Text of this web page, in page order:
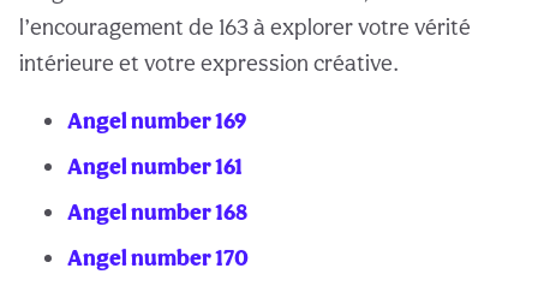
l’encouragement de 163 à explorer votre vérité
intérieure et votre expression créative.
Angel number 169
Angel number 161
Angel number 168
Angel number 170